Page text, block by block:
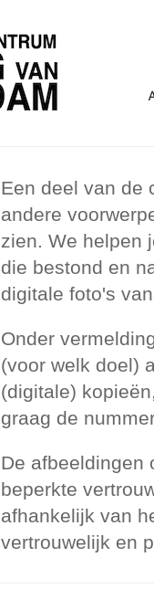
Een deel van de
andere
zien. We helpen
die bestond en
digitale foto's
Onder
(voor welk doel)
(digitale)
graag de
De afbeeldingen
beperkte
afhankelijk van
vertrouwelijk en